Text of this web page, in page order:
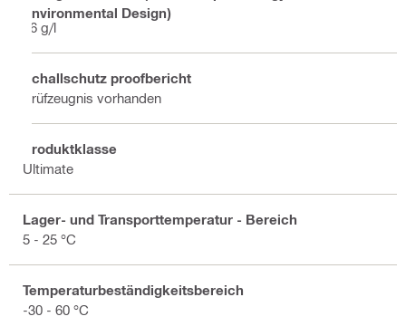
Environmental Design)
26 g/l
Schallschutz proofbericht
Prüfzeugnis vorhanden
Produktklasse
Ultimate
Lager- und Transporttemperatur - Bereich
5 - 25 °C
Temperaturbeständigkeitsbereich
-30 - 60 °C